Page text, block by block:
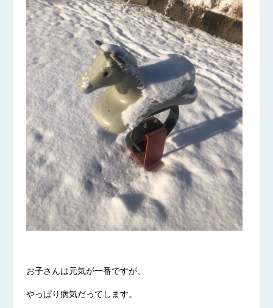
お子さんは元気が一番ですが、
やっぱり病気だってします。